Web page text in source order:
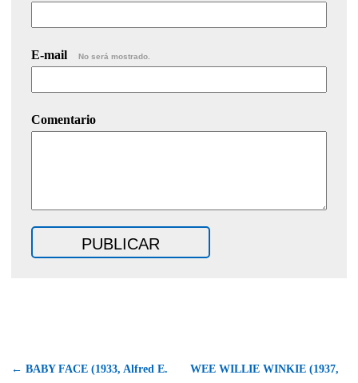
E-mail No será mostrado.
Comentario
← BABY FACE (1933, Alfred E.
WEE WILLIE WINKIE (1937,